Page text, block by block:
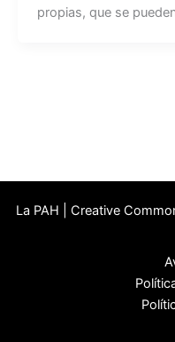
propias, que se
La PAH | Creative